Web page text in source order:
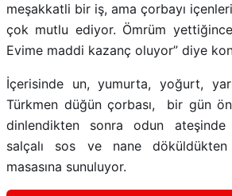
meşakkatli bir iş, ama çorbayı
çok mutlu ediyor. Ömrüm
Evime maddi kazanç oluyor” diye
İçerisinde un, yumurta, yoğurt,
Türkmen düğün çorbası, bir gün
dinlendikten sonra odun
salçalı sos ve nane
masasına sunuluyor.